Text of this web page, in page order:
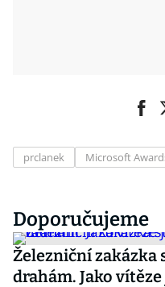
prclanek Microsoft
Doporučujeme
Železniční
drahám. Jako